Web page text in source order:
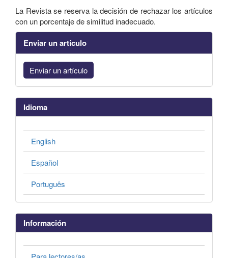
La Revista se reserva la decisión de rechazar los artículos
con un porcentaje de similitud inadecuado.
Enviar un artículo
Enviar un artículo
Idioma
English
Español
Português
Información